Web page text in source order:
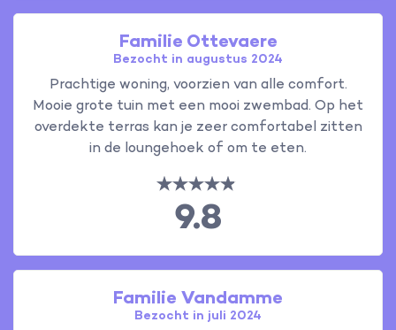
Familie Ottevaere
Bezocht in augustus 2024
Prachtige woning, voorzien van alle comfort.
Mooie grote tuin met een mooi zwembad. Op het
overdekte terras kan je zeer comfortabel zitten
in de loungehoek of om te eten.
9.8
Familie Vandamme
Bezocht in juli 2024